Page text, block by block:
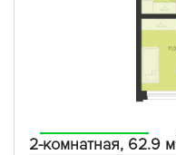
2-комнатная, 62.9 м